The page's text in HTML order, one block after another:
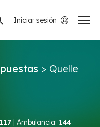
Iniciar sesión
> Quelle
117 | Ambulancia: 144